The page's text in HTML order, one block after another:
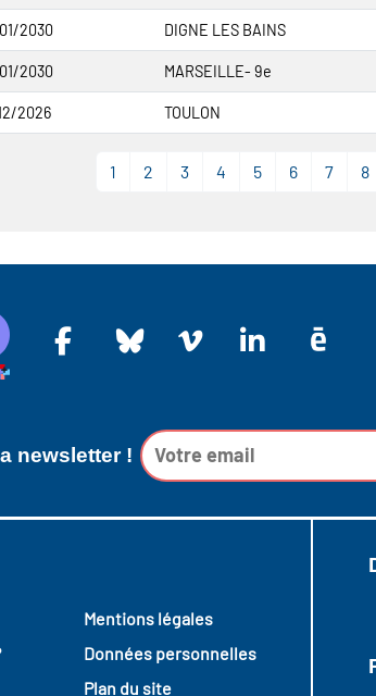
2030 DIGNE LES BAINS
2030 MARSEILLE- 9e
2026 TOULON
1 2 3 4 5 6 7 8
newsletter !
Mentions légales
Données personnelles
Plan du site